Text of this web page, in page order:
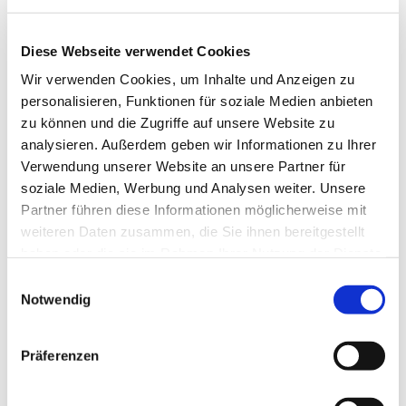
Diese Webseite verwendet Cookies
Wir verwenden Cookies, um Inhalte und Anzeigen zu
personalisieren, Funktionen für soziale Medien anbieten
zu können und die Zugriffe auf unsere Website zu
analysieren. Außerdem geben wir Informationen zu Ihrer
Verwendung unserer Website an unsere Partner für
soziale Medien, Werbung und Analysen weiter. Unsere
Partner führen diese Informationen möglicherweise mit
weiteren Daten zusammen, die Sie ihnen bereitgestellt
Notwendig
Präferenzen
Peter Mergenthal (Verwaltungsleiter,
beratendes Mitglied)
* = Sonderregelung nach Gründung der neuen
Pfarrei: Diese Mitglieder wurden2020 vom
Erzbischof bestelltauf Vorschlag
derKirchenvorstände der ehemaligen
Pfarrgemeinden.